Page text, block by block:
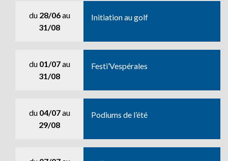
du 28/06au
31/08
Initiation au golf
du 01/07au
31/08
Festi’Vespérales
du 04/07au
29/08
Podiums de l’été